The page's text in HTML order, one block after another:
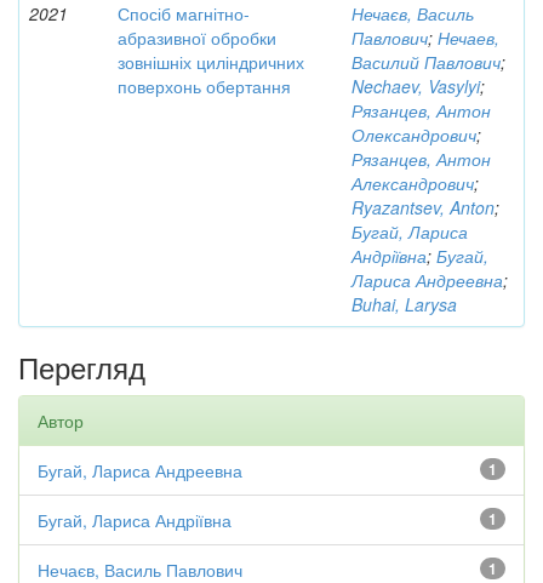
2021
Спосіб магнітно-
абразивної обробки
зовнішніх циліндричних
поверхонь обертання
Нечаєв, Василь
Павлович; Нечаев,
Василий Павлович;
Nechaev, Vasylyi;
Рязанцев, Антон
Олександрович;
Рязанцев, Антон
Александрович;
Ryazantsev, Anton;
Бугай, Лариса
Андріївна; Бугай,
Лариса Андреевна;
Buhai, Larysa
Перегляд
Автор
1
Бугай, Лариса Андреевна
1
Бугай, Лариса Андріївна
1
Нечаєв, Василь Павлович